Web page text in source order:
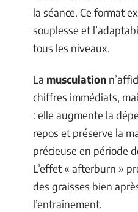
la séance. Ce format
souplesse et
tous les niveaux.
La musculation
chiffres immédiats,
: elle augmente la
repos et préserve la
précieuse en période
L’effet « afterburn »
des graisses bien
l’entraînement.